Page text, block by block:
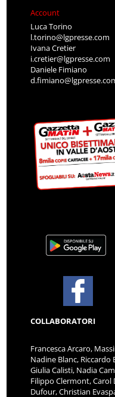
Account
Luca Torino
l.torino@lgpresse.com
Ivana Cretier
i.cretier@lgpresse.com
Daniele Fimiano
COLLABORATORI
Francesca Arcaro,
Nadine Blanc,
Giulia Calisti, Nadia
Filippo Clermont, Carol
Dufour, Christian